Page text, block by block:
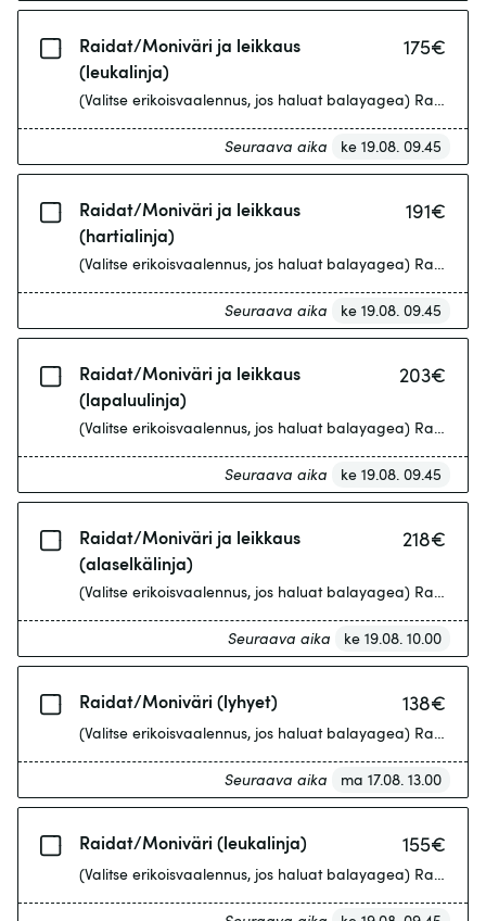
Raidat/Moniväri ja leikkaus
(leukalinja)
175€
(Valitse
Seuraava aika ke 19.08. 09.45
Raidat/Moniväri ja leikkaus
(hartialinja)
191€
(Valitse
Seuraava aika ke 19.08. 09.45
Raidat/Moniväri ja leikkaus
(lapaluulinja)
203€
(Valitse
Seuraava aika ke 19.08. 09.45
Raidat/Moniväri ja leikkaus
(alaselkälinja)
218€
(Valitse
Seuraava aika ke 19.08. 10.00
Raidat/Moniväri (lyhyet) 138€
(Valitse
Seuraava aika ma 17.08. 13.00
Raidat/Moniväri (leukalinja) 155€
(Valitse